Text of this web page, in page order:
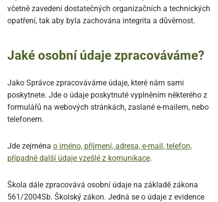
včetně zavedení dostatečných organizačních a technických
opatření, tak aby byla zachována integrita a důvěrnost.
Jaké osobní údaje zpracováváme?
Jako Správce zpracováváme údaje, které nám sami
poskytnete. Jde o údaje poskytnuté vyplněním některého z
formulářů na webových stránkách, zaslané e-mailem, nebo
telefonem.
Jde zejména o jméno, příjmení, adresa, e-mail, telefon,
případně další údaje vzešlé z komunikace.
Škola dále zpracovává osobní údaje na základě zákona
561/2004Sb. Školský zákon. Jedná se o údaje z evidence